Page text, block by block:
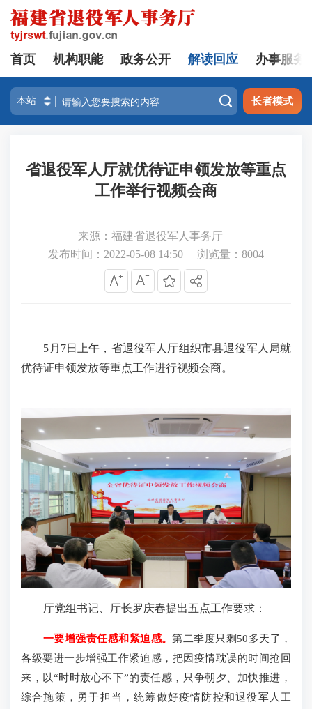
首页 机构职能 政务公开 解读回应 办事服务
 长者模式
省退役军人厅就优待证申领发放等重点
工作举行视频会商
来源：福建省退役军人事务厅
发布时间：2022-05-08 14:50
浏览量： 8004
5月7日上午，省退役军人厅组织市县退役军人局就
优待证申领发放等重点工作进行视频会商。
厅党组书记、厅长罗庆春提出五点工作要求：
一要增强责任感和紧迫感。第二季度只剩50多天了，
各级要进一步增强工作紧迫感，把因疫情耽误的时间抢回
来，以“时时放心不下”的责任感，只争朝夕、加快推进，
综合施策，勇于担当，统筹做好疫情防控和退役军人工